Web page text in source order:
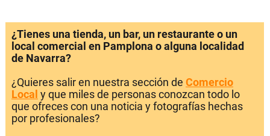
¿Tienes una tienda, un bar, un restaurante o un
local comercial en Pamplona o alguna localidad
de Navarra?
¿Quieres salir en nuestra sección de Comercio
Local y que miles de personas conozcan todo lo
que ofreces con una noticia y fotografías hechas
por profesionales?